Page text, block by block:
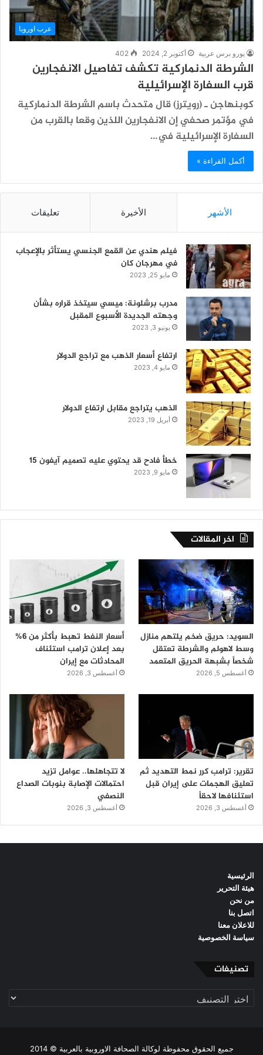
عرب اوروبا
يورو برس عربية أكتوبر 2, 2024 402
الشرطة الدنماركية تكشف تفاصيل الانفجارين
قرب السفارة الإسرائيلية
كوبنهاجن ـ (رويترز) قال متحدث باسم الشرطة الدنماركية
في مؤتمر صحفي إن الانفجارين اللذين وقعا بالقرب من
السفارة الإسرائيلية في…
أكمل القراءة »
الأشهر الأخيرة تعليقات
فيلم هندي عن القمع الجنسي يستأثر بالإعجاب
في مهرجان كان
مايو 25, 2023
مدرب برشلونة: ميسي سيتخذ قراره بشأن
وجهته الجديدة الأسبوع المقبل
يونيو 3, 2023
ارتفاع أسعار الذهب مع تراجع الدولار
مايو 4, 2023
الذهب يتراجع مقابل ارتفاع الدولار
أبريل 19, 2023
خطأ فادح قد يحتوي عليه تصميم آيفون 15
مايو 9, 2023
اخر المقالات
السويد: حريق ضخم يلتهم منازل
وسط لاهولم والشرطة تعتقل
شخصاً بشبهة الحريق المتعمد
أغسطس 5, 2026
أسعار النفط تهبط بأكثر من 6%
بعد إعلان ترامب استئناف
المحادثات مع إيران
أغسطس 3, 2026
تقرير: ترامب كرر نمط التهديد ثم
تعليق الهجمات على إيران قبل
استئنافها لاحقاً
أغسطس 3, 2026
لا تتجاهلها.. عوامل تزيد
احتمالات الإصابة بنوبات الصداع
النصفي
أغسطس 3, 2026
الرئيسية
هيئة التحرير
من نحن
اتصل بنا
للاعلان معنا
سياسة الخصوصية
تصنيفات
تصنيفات
جميع الحقوق محفوظة لوكالة الصحافة الاوروبية بالعربية © 2014